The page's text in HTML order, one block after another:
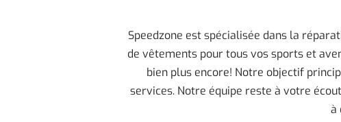
Speedzone est spécialisée dans la
de vêtements pour tous vos sports et
bien plus encore! Notre objectif
services. Notre équipe reste à votre
à